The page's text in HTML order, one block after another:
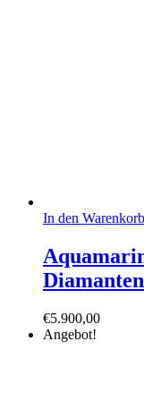
In den Warenkorb
Diamanten
€5.900,00
Angebot!